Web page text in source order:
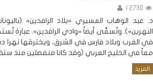
د. عبد الوهاب المسيري «بلاد الرافدين»
النهرين»). وتُسمَّى أيضاً «وادي الرافدين». عبارة
في الغرب وبلاد فارس في الشرق، ويخترقها نهرا
معاً في الخليج العربي (وقد كانا منفصلين منذ
المزيد